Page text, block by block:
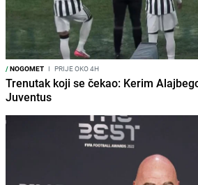
/NOGOMET I PRIJE OKO 4H
Trenutak koji se čekao: Kerim
Juventus